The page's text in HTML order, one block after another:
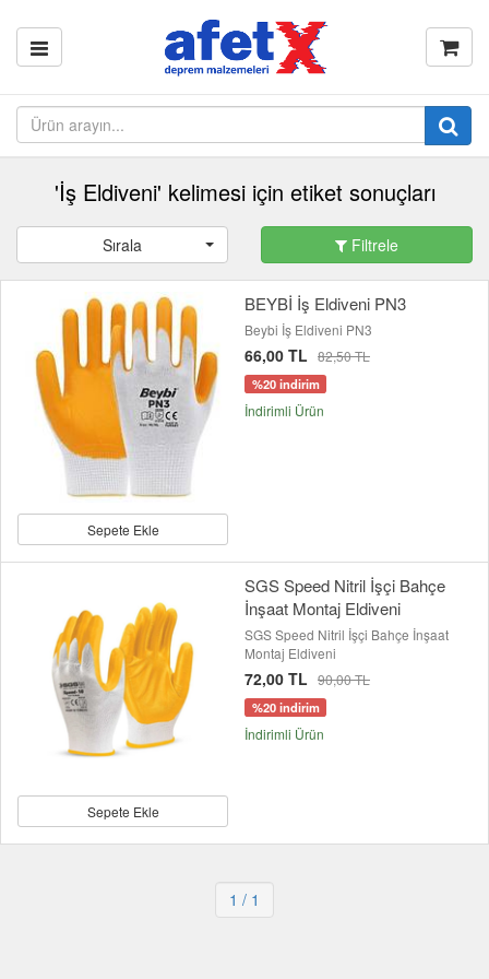
'İş Eldiveni' kelimesi için etiket sonuçları
Sırala Filtrele
Sepete Ekle
BEYBİ İş Eldiveni PN3
Beybi İş Eldiveni PN3
66,00 TL 82,50 TL
%20 indirim
İndirimli Ürün
Sepete Ekle
SGS Speed Nitril İşçi Bahçe
İnşaat Montaj Eldiveni
SGS Speed Nitril İşçi Bahçe İnşaat
Montaj Eldiveni
72,00 TL 90,00 TL
%20 indirim
İndirimli Ürün
1 / 1